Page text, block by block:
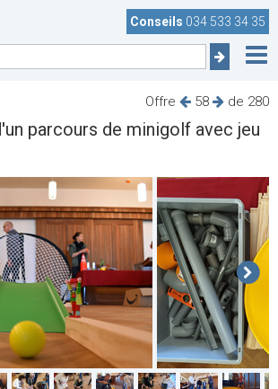
Conseils 034 533 34 35
Offre 58 de 280
parcours de minigolf avec jeu